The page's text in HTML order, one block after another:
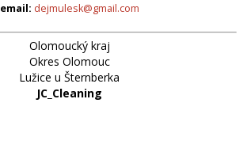
email: dejmulesk@gmail.com
Olomoucký kraj
Okres Olomouc
Lužice u Šternberka
JC_Cleaning